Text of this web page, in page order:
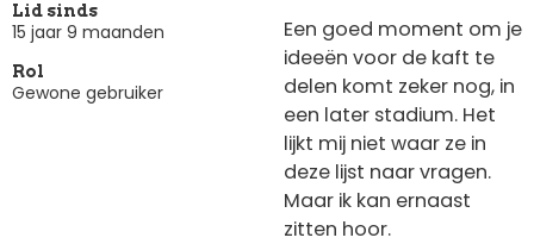
Lid sinds
15 jaar 9 maanden
Rol
Gewone gebruiker
Een goed moment om je
ideeën voor de kaft te
delen komt zeker nog, in
een later stadium. Het
lijkt mij niet waar ze in
deze lijst naar vragen.
Maar ik kan ernaast
zitten hoor.